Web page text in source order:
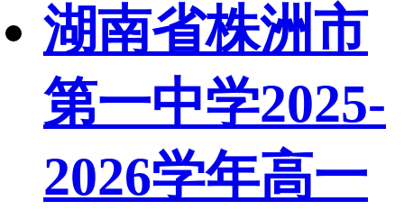
湖南省株洲市
第一中学2025-
2026学年高一